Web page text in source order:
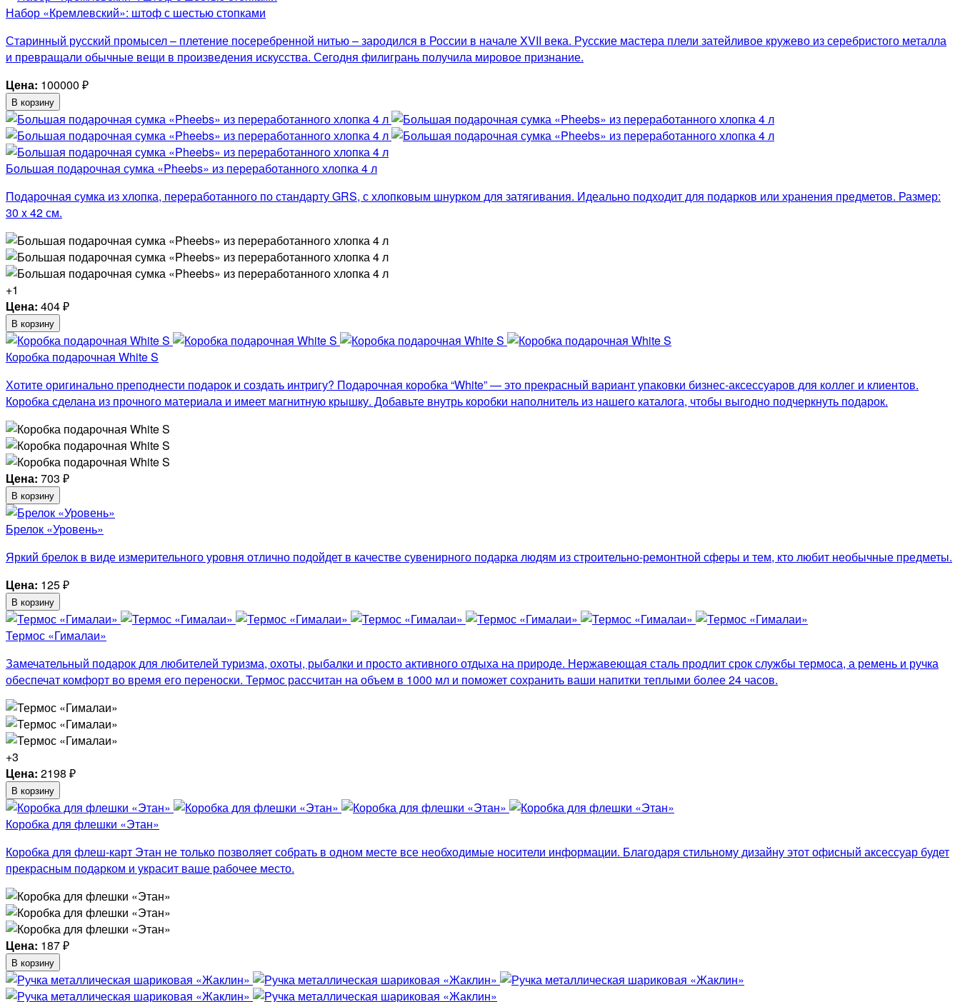
Набор «Кремлевский»: штоф с шестью стопками
Старинный русский промысел – плетение посеребренной нитью – зародился в России в начале XVII века. Русские мастера плели затейливое кружево из серебристого металла
и превращали обычные вещи в произведения искусства. Сегодня филигрань получила мировое признание.
Цена: 100000 ₽
В корзину
Большая подарочная сумка «Pheebs» из переработанного хлопка 4 л
Подарочная сумка из хлопка, переработанного по стандарту GRS, с хлопковым шнурком для затягивания. Идеально подходит для подарков или хранения предметов. Размер:
30 x 42 см.
+1
Цена: 404₽
В корзину
Коробка подарочная White S
Хотите оригинально преподнести подарок и создать интригу? Подарочная коробка “White” — это прекрасный вариант упаковки бизнес-аксессуаров для коллег и клиентов.
Коробка сделана из прочного материала и имеет магнитную крышку. Добавьте внутрь коробки наполнитель из нашего каталога, чтобы выгодно подчеркнуть подарок.
Цена: 703 ₽
В корзину
Брелок «Уровень»
Яркий брелок в виде измерительного уровня отлично подойдет в качестве сувенирного подарка людям из строительно-ремонтной сферы и тем, кто любит необычные предметы.
Цена: 125₽
В корзину
Термос «Гималаи»
Замечательный подарок для любителей туризма, охоты, рыбалки и просто активного отдыха на природе. Нержавеющая сталь продлит срок службы термоса, а ремень и ручка
обеспечат комфорт во время его переноски. Термос рассчитан на объем в 1000 мл и поможет сохранить ваши напитки теплыми более 24 часов.
+3
Цена: 2198 ₽
В корзину
Коробка для флешки «Этан»
Коробка для флеш-карт Этан не только позволяет собрать в одном месте все необходимые носители информации. Благодаря стильному дизайну этот офисный аксессуар будет
прекрасным подарком и украсит ваше рабочее место.
Цена: 187₽
В корзину